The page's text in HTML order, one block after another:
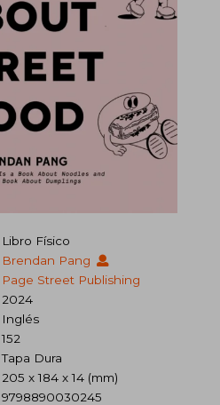
Libro Físico
Brendan Pang
Page Street Publishing
2024
Inglés
152
Tapa Dura
205 x 184 x 14 (mm)
9798890030245